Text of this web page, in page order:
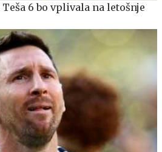
6 bo vplivala na letošnje